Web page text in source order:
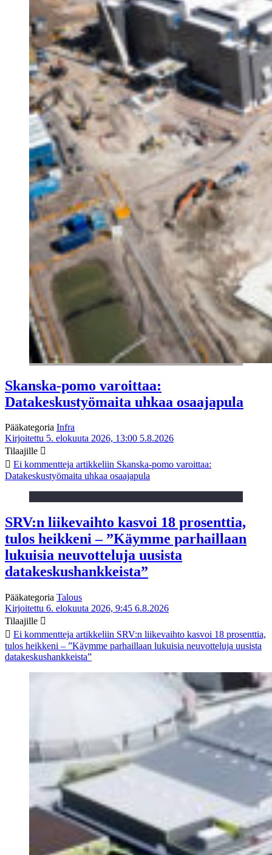
Skanska-pomo varoittaa:
Datakeskustyömaita uhkaa osaajapula
Pääkategoria Infra
Kirjoitettu 5. elokuuta 2026, 13:00 5.8.2026
Tilaajille
Ei kommentteja artikkeliin Skanska-pomo varoittaa:
Datakeskustyömaita uhkaa osaajapula
SRV:n liikevaihto kasvoi 18 prosenttia,
tulos heikkeni – ”Käymme parhaillaan
lukuisia neuvotteluja uusista
datakeskushankkeista”
Pääkategoria Talous
Kirjoitettu 6. elokuuta 2026, 9:45 6.8.2026
Tilaajille
Ei kommentteja artikkeliin SRV:n liikevaihto kasvoi 18 prosenttia,
tulos heikkeni – ”Käymme parhaillaan lukuisia neuvotteluja uusista
datakeskushankkeista”